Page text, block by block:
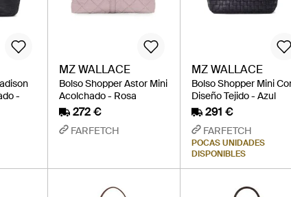
-
MZ WALLACE
Bolso Shopper Astor Mini
Acolchado - Rosa
272 €
FARFETCH
MZ WALLACE
Bolso Shopper Mini
Diseño Tejido - Azul
291 €
FARFETCH
POCAS UNIDADES
DISPONIBLES